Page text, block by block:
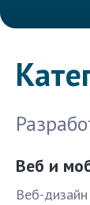
Веб и
Веб-дизайн